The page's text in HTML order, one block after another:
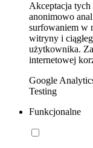
Akceptacja tych
anonimowo
surfowaniem w
witryny i
użytkownika.
internetowej
Google
Testing
Funkcjonalne